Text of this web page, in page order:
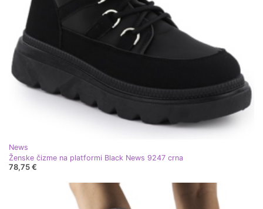
News
Ženske čizme na platformi Black News 9247 crna
78,75 €